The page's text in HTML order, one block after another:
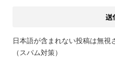
日本語が含まれない投稿は無視
（スパム対策）